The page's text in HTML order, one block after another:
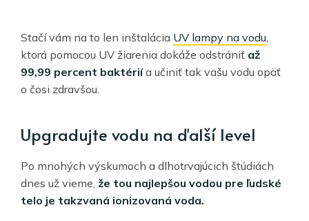
Stačí vám na to len inštalácia UV lampy na vodu,
ktorá pomocou UV žiarenia dokáže odstrániť až
99,99 percent baktériía učiniť tak vašu vodu opäť
o čosi zdravšou.
Upgradujte vodu na ďalší level
Po mnohých výskumoch a dlhotrvajúcich štúdiách
dnes už vieme, že tou najlepšou vodou pre ľudské
telo je takzvaná ionizovaná voda.